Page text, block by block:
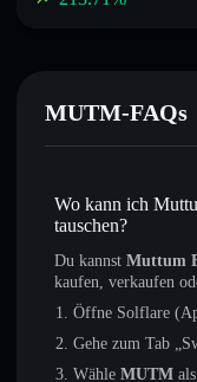
MUTM-FAQs
Wo kann ich
tauschen?
Du kannst Muttum
kaufen, verkaufen
Öffne Solflare
Gehe zum Tab
Wähle MUTM